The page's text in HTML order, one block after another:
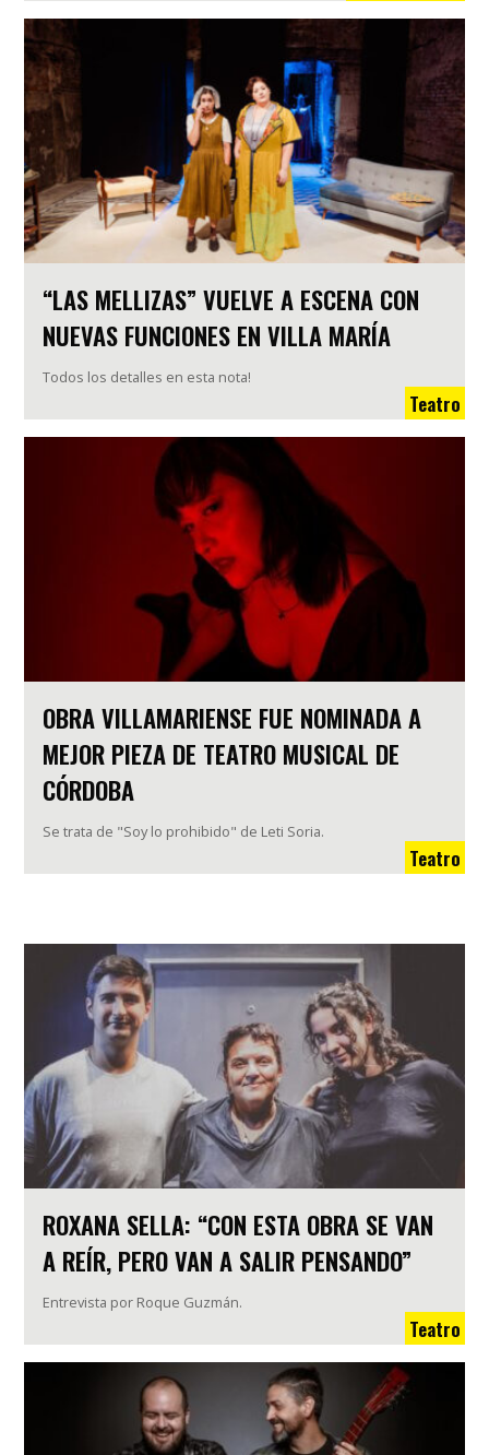
“LAS MELLIZAS” VUELVE A ESCENA CON
NUEVAS FUNCIONES EN VILLA MARÍA
Todos los detalles en esta nota!
Teatro
OBRA VILLAMARIENSE FUE NOMINADA A
MEJOR PIEZA DE TEATRO MUSICAL DE
CÓRDOBA
Se trata de "Soy lo prohibido" de Leti Soria.
Teatro
ROXANA SELLA: “CON ESTA OBRA SE VAN
A REÍR, PERO VAN A SALIR PENSANDO”
Entrevista por Roque Guzmán.
Teatro